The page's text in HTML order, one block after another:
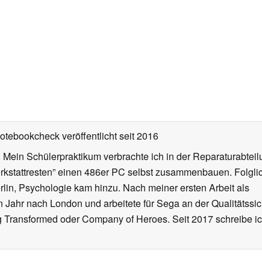
veröffentlichtseit 2016
Schülerpraktikum verbrachte ich in der
einen 486er PC selbst zusammenbauen.
Psychologie kam hinzu. Nach meiner ersten Arbeit als
nach London und arbeitete für Sega an der
oder Company of Heroes. Seit 2017 schreibe